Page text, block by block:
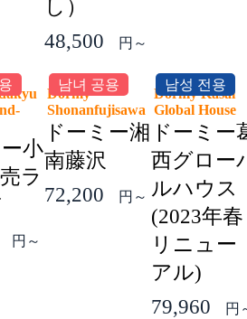
し）
48,500
円～
小
ラ
円～
남녀 공용
Dormy
Shonanfujisawa
ドーミー湘
南藤沢
72,200
円～
남성 전용
Dormy Kasai
Global
ドーミー
西グロー
ルハウス
(2023年春
リニュー
アル)
79,960
円